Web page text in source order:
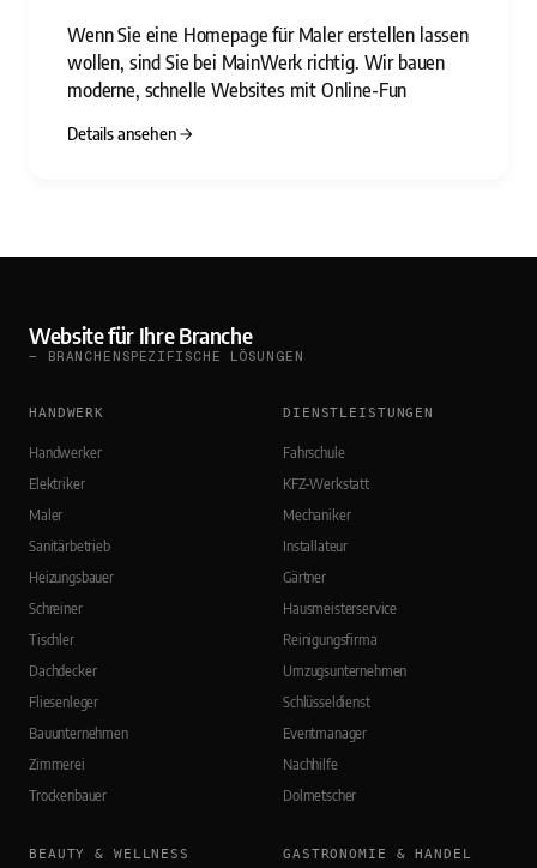
Wenn Sie eine Homepage für Maler erstellen lassen
wollen, sind Sie bei MainWerk richtig. Wir bauen
moderne, schnelle Websites mit Online-Fun
Details ansehen
Website für Ihre Branche
— BRANCHENSPEZIFISCHE LÖSUNGEN
HANDWERK
Handwerker
Elektriker
Maler
Sanitärbetrieb
Heizungsbauer
Schreiner
Tischler
Dachdecker
Fliesenleger
Bauunternehmen
Zimmerei
Trockenbauer
DIENSTLEISTUNGEN
Fahrschule
KFZ-Werkstatt
Mechaniker
Installateur
Gärtner
Hausmeisterservice
Reinigungsfirma
Umzugsunternehmen
Schlüsseldienst
Eventmanager
Nachhilfe
Dolmetscher
BEAUTY & WELLNESS GASTRONOMIE & HANDEL